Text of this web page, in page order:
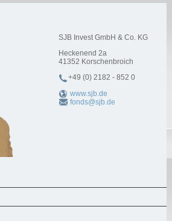
SJB Invest GmbH & Co. KG
Heckenend 2a
41352 Korschenbroich
+49 (0) 2182 - 852 0
www.sjb.de
fonds@sjb.de